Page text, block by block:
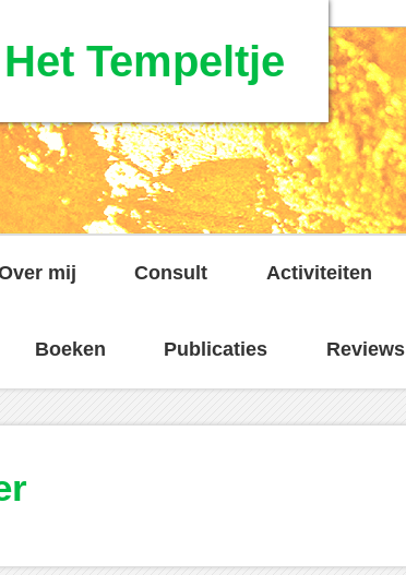
Tempeltje
mij Consult Activiteiten
Boeken Publicaties Reviews